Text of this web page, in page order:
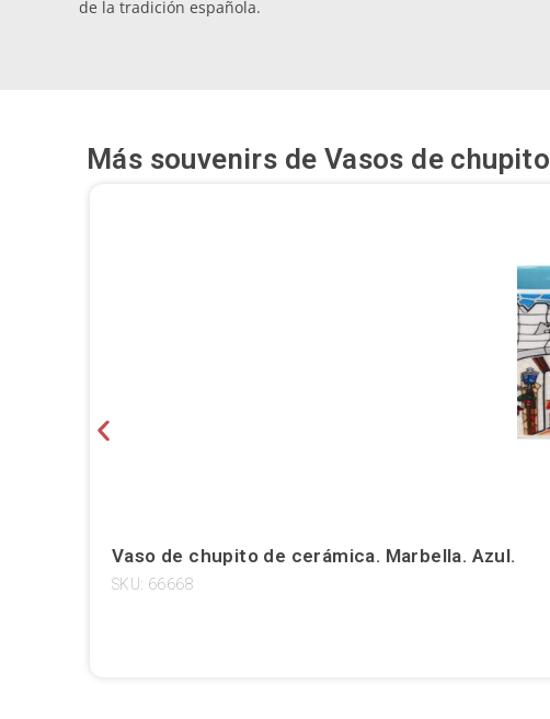
de la tradición española.
Más souvenirs de Vasos de chupito
Vaso de chupito de cerámica. Marbella. Azul.
SKU: 66668